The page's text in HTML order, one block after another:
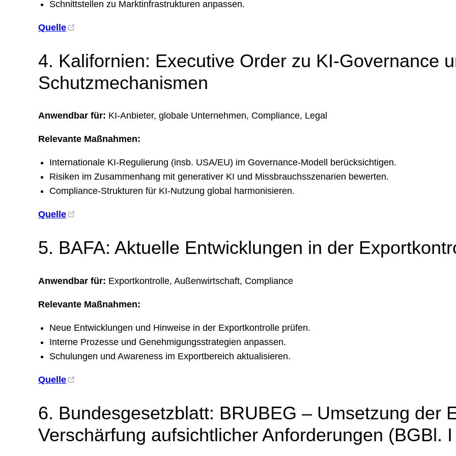
Schnittstellen zu Marktinfrastrukturen anpassen.
Quelle
4. Kalifornien: Executive Order zu KI-Governance
Schutzmechanismen
Anwendbar für: KI-Anbieter, globale Unternehmen, Compliance, Legal
Relevante Maßnahmen:
Internationale KI-Regulierung (insb. USA/EU) im Governance-Modell berücksichtigen.
Risiken im Zusammenhang mit generativer KI und Missbrauchsszenarien bewerten.
Compliance-Strukturen für KI-Nutzung global harmonisieren.
Quelle
5. BAFA: Aktuelle Entwicklungen in der
Anwendbar für: Exportkontrolle, Außenwirtschaft, Compliance
Relevante Maßnahmen:
Neue Entwicklungen und Hinweise in der Exportkontrolle prüfen.
Interne Prozesse und Genehmigungsstrategien anpassen.
Schulungen und Awareness im Exportbereich aktualisieren.
Quelle
6. Bundesgesetzblatt: BRUBEG – Umsetzung der
Verschärfung aufsichtlicher Anforderungen (BGBl.